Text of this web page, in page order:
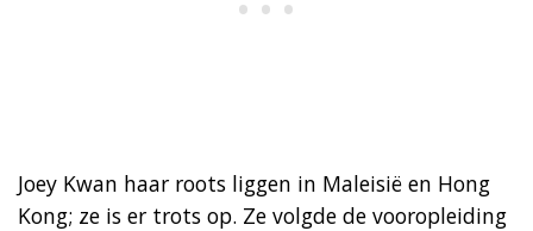
Joey Kwan haar roots liggen in Maleisië en Hong
Kong; ze is er trots op. Ze volgde de vooropleiding